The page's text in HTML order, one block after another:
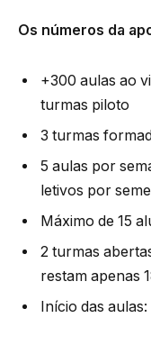
Os números da
+300 aulas ao
turmas piloto
3 turmas
5 aulas por
letivos por
Máximo de 15
2 turmas
restam apenas
Início das